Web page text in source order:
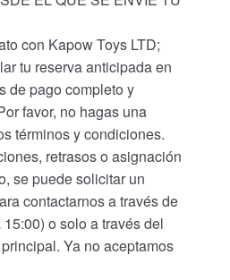
con Kapow Toys LTD;
tu reserva anticipada en
de pago completo y
favor, no hagas una
términos y condiciones.
retrasos o asignación
se puede solicitar un
contactarnos a través de
o solo a través del
Ya no aceptamos